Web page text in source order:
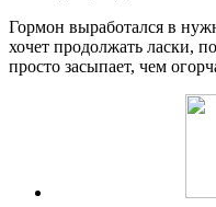
Гормон выработался в
хочет продолжать ласки,
просто засыпает, чем